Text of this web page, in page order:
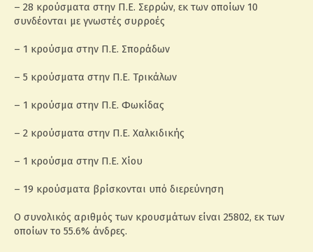
– 28 κρούσματα στην Π.Ε. Σερρών, εκ των οποίων 10
συνδέονται με γνωστές συρροές
– 1 κρούσμα στην Π.Ε. Σποράδων
– 5 κρούσματα στην Π.Ε. Τρικάλων
– 1 κρούσμα στην Π.Ε. Φωκίδας
– 2 κρούσματα στην Π.Ε. Χαλκιδικής
– 1 κρούσμα στην Π.Ε. Χίου
– 19 κρούσματα βρίσκονται υπό διερεύνηση
Ο συνολικός αριθμός των κρουσμάτων είναι 25802, εκ των
οποίων το 55.6% άνδρες.